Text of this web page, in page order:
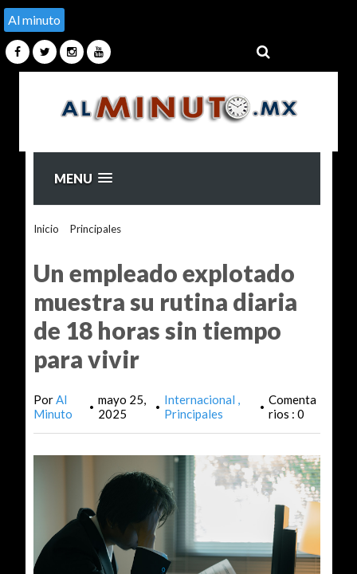
Al minuto
MENU
Inicio Principales>
Un empleado explotado
muestra su rutina diaria
de 18 horas sin tiempo
para vivir
PorAl
Minuto
• mayo 25,
2025
• Internacional
Principales
• Comenta
rios : 0